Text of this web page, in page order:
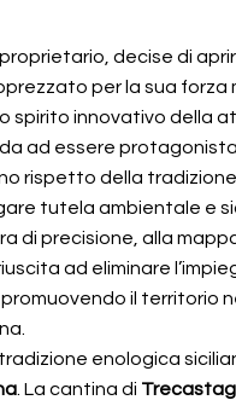
proprietario, decise di
per la sua
spirito innovativo
ad essere
rispetto della
tutela ambientale e
di precisione, alla
ad eliminare
il territorio
enologica
. La cantina di